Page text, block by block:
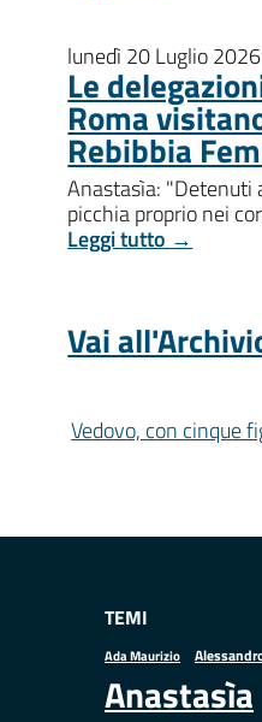
lunedì 20 Luglio 2026
Le
Roma
Rebibbia
Anastasìa: "Detenuti
picchia proprio nei
Leggi tutto →
Vai
Vedovo, con cinque
TEMI
Ada Maurizio
Anastasìa